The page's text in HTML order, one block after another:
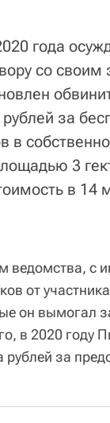
года
со
за
в
3
в 14
ведомства, с
от
он вымогал
в 2020 году
за